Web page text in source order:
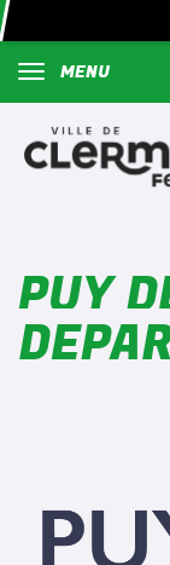
MENU
PUY
Panneau de gestion